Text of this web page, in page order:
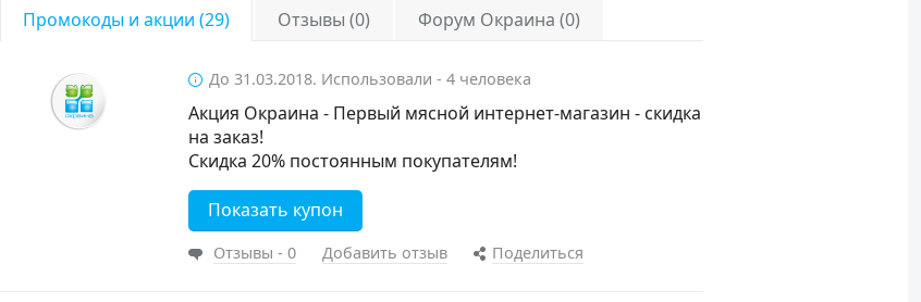
Промокоды и акции (29) Отзывы (0) Форум Окраина (0)
До 31.03.2018. Использовали - 4 человека
Акция Окраина - Первый мясной интернет-магазин - скидка
на заказ!
Скидка 20% постоянным покупателям!
Показать купон
Отзывы - 0 Добавить отзыв Поделиться